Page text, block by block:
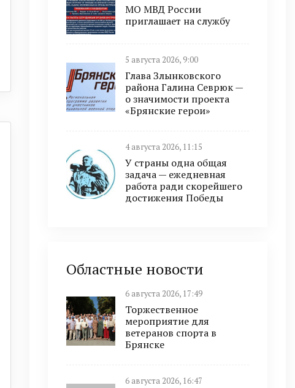
МО МВД России
приглашает на службу
5 августа 2026, 9:00
Глава Злынковского
района Галина Севрюк —
о значимости проекта
«Брянские герои»
4 августа 2026, 11:15
У страны одна общая
задача — ежедневная
работа ради скорейшего
достижения Победы
Областные новости
6 августа 2026, 17:49
Торжественное
мероприятие для
ветеранов спорта в
Брянске
6 августа 2026, 16:47